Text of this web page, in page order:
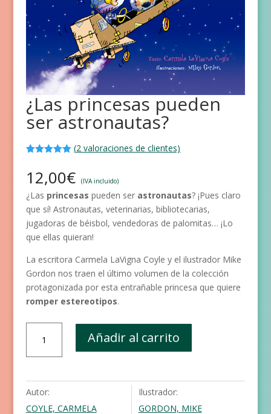
¿Las princesas pueden
ser astronautas?
5 en base
valoracione
clientes
(2 valoraciones de clientes)
12,00€ (IVA incluido)
¿Las princesas pueden ser astronautas? ¡Pues claro
que sí! Astronautas, veterinarias, bibliotecarias,
jugadoras de béisbol, vendedoras de palomitas… ¡Lo
que ellas quieran!
La escritora Carmela LaVigna Coyle y el ilustrador Mike
Gordon nos traen el último volumen de la colección
protagonizada por esta entrañable princesa que quiere
romper estereotipos.
princesas
pueden
astronautas?
cantidad
Añadir al carrito
Autor:
COYLE, CARMELA
Ilustrador:
GORDON, MIKE